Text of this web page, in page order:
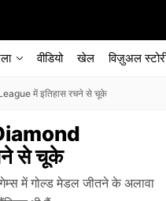
वीडियो खेल विज़ुअल
में इतिहास रचने से चूके
से चूके
में गोल्ड मेडल जीतने के अलावा